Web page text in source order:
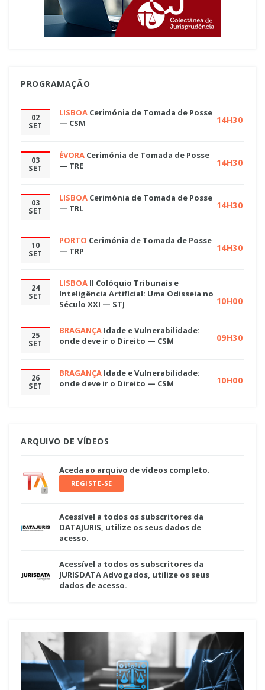
PROGRAMAÇÃO
02
SET
LISBOA Cerimónia de Tomada de Posse
— CSM
14H30
03
SET
ÉVORA Cerimónia de Tomada de Posse
— TRE
14H30
03
SET
LISBOA Cerimónia de Tomada de Posse
— TRL
14H30
10
SET
PORTO Cerimónia de Tomada de Posse
— TRP
14H30
24
SET
LISBOA II Colóquio Tribunais e
Inteligência Artificial: Uma Odisseia no
Século XXI — STJ
10H00
25
SET
BRAGANÇA Idade e Vulnerabilidade:
onde deve ir o Direito — CSM
09H30
26
SET
BRAGANÇA Idade e Vulnerabilidade:
onde deve ir o Direito — CSM
10H00
ARQUIVO DE VÍDEOS
Aceda ao arquivo de vídeos completo.
REGISTE-SE
Acessível a todos os subscritores da
DATAJURIS, utilize os seus dados de
acesso.
Acessível a todos os subscritores da
JURISDATA Advogados, utilize os seus
dados de acesso.